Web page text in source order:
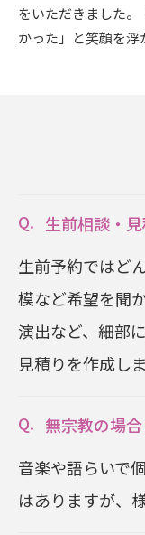
をいただきました
かった」と笑顔を浮
生前相談・
生前予約ではど
模など希望を聞
演出など、細部
見積りを作成しま
無宗教の場
音楽や語らいで
はありますが、